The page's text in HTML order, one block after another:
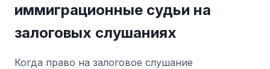
иммиграционные судьи на
залоговых слушаниях
Когда право на залоговое слушание